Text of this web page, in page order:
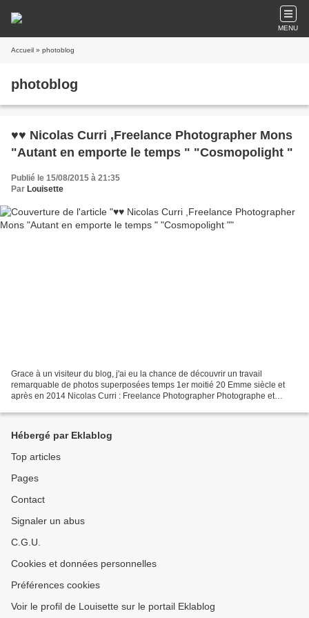
MENU
Accueil » photoblog
photoblog
♥♥ Nicolas Curri ,Freelance Photographer Mons
"Autant en emporte le temps " "Cosmopolight "
Publié le 15/08/2015 à 21:35
Par Louisette
Grace à un visiteur du blog, j'ai eu la chance de découvrir un travail
remarquable de photos superposées temps 1er moitié 20 Emme siècle et
après en 2014 Nicolas Curri : Freelance Photographer Photographe et
Hébergé par Eklablog
Top articles
Pages
Contact
Signaler un abus
C.G.U.
Cookies et données personnelles
Préférences cookies
Voir le profil de Louisette sur le portail Eklablog